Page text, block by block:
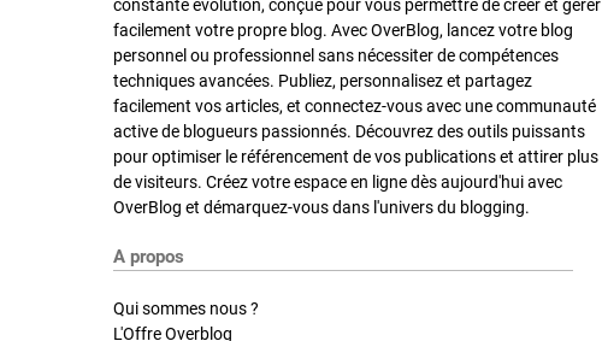
constante évolution, conçue pour vous permettre de créer et gérer
facilement votre propre blog. Avec OverBlog, lancez votre blog
personnel ou professionnel sans nécessiter de compétences
techniques avancées. Publiez, personnalisez et partagez
facilement vos articles, et connectez-vous avec une communauté
active de blogueurs passionnés. Découvrez des outils puissants
pour optimiser le référencement de vos publications et attirer plus
de visiteurs. Créez votre espace en ligne dès aujourd'hui avec
OverBlog et démarquez-vous dans l'univers du blogging.
A propos
Qui sommes nous ?
L'Offre Overblog